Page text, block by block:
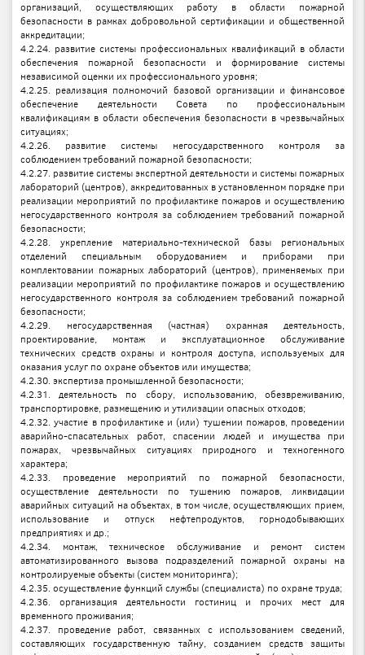
организаций, осуществляющих работу в области пожарной
безопасности в рамках добровольной сертификации и общественной
аккредитации;
4.2.24. развитие системы профессиональных квалификаций в области
обеспечения пожарной безопасности и формирование системы
независимой оценки их профессионального уровня;
4.2.25. реализация полномочий базовой организации и финансовое
обеспечение деятельности Совета по профессиональным
квалификациям в области обеспечения безопасности в чрезвычайных
ситуациях;
4.2.26. развитие системы негосударственного контроля за
соблюдением требований пожарной безопасности;
4.2.27. развитие системы экспертной деятельности и системы пожарных
лабораторий (центров), аккредитованных в установленном порядке при
реализации мероприятий по профилактике пожаров и осуществлению
негосударственного контроля за соблюдением требований пожарной
безопасности;
4.2.28. укрепление материально-технической базы региональных
отделений специальным оборудованием и приборами при
комплектовании пожарных лабораторий (центров), применяемых при
реализации мероприятий по профилактике пожаров и осуществлению
негосударственного контроля за соблюдением требований пожарной
безопасности;
4.2.29. негосударственная (частная) охранная деятельность,
проектирование, монтаж и эксплуатационное обслуживание
технических средств охраны и контроля доступа, используемых для
оказания услуг по охране объектов или имущества;
4.2.30. экспертиза промышленной безопасности;
4.2.31. деятельность по сбору, использованию, обезвреживанию,
транспортировке, размещению и утилизации опасных отходов;
4.2.32. участие в профилактике и (или) тушении пожаров, проведении
аварийно-спасательных работ, спасении людей и имущества при
пожарах, чрезвычайных ситуациях природного и техногенного
характера;
4.2.33. проведение мероприятий по пожарной безопасности,
осуществление деятельности по тушению пожаров, ликвидации
аварийных ситуаций на объектах, в том числе, осуществляющих прием,
использование и отпуск нефтепродуктов, горнодобывающих
предприятиях и др.;
4.2.34. монтаж, техническое обслуживание и ремонт систем
автоматизированного вызова подразделений пожарной охраны на
контролируемые объекты (систем мониторинга);
4.2.35. осуществление функций службы (специалиста) по охране труда;
4.2.36. организация деятельности гостиниц и прочих мест для
временного проживания;
4.2.37. проведение работ, связанных с использованием сведений,
составляющих государственную тайну, созданием средств защиты